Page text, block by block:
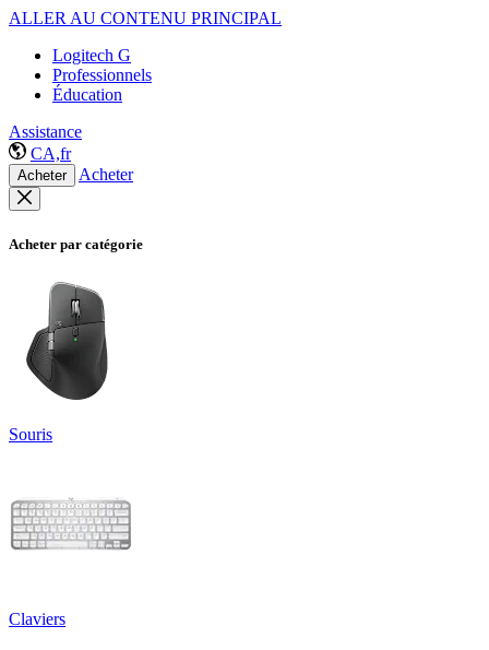
ALLER AU CONTENU PRINCIPAL
Logitech G
Professionnels
Éducation
Assistance
CA,fr
Acheter Acheter
Acheter par catégorie
Souris
Claviers